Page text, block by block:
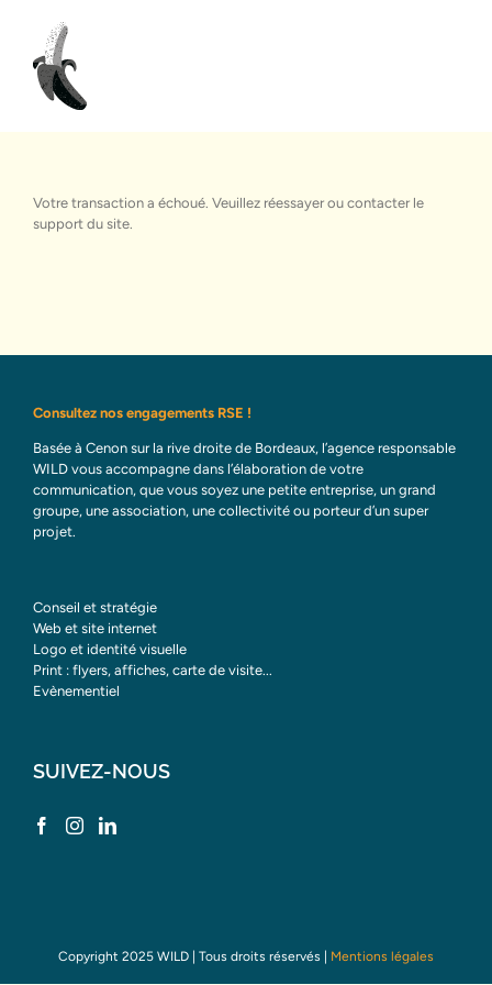
contenu
Votre transaction a échoué. Veuillez réessayer ou contacter le
support du site.
Consultez nos engagements RSE !
Basée à Cenon sur la rive droite de Bordeaux, l’agence responsable
WILD vous accompagne dans l’élaboration de votre
communication, que vous soyez une petite entreprise, un grand
groupe, une association, une collectivité ou porteur d’un super
projet.
Conseil et stratégie
Web et site internet
Logo et identité visuelle
Print : flyers, affiches, carte de visite...
Evènementiel
SUIVEZ-NOUS
Copyright 2025 WILD | Tous droits réservés | Mentions légales